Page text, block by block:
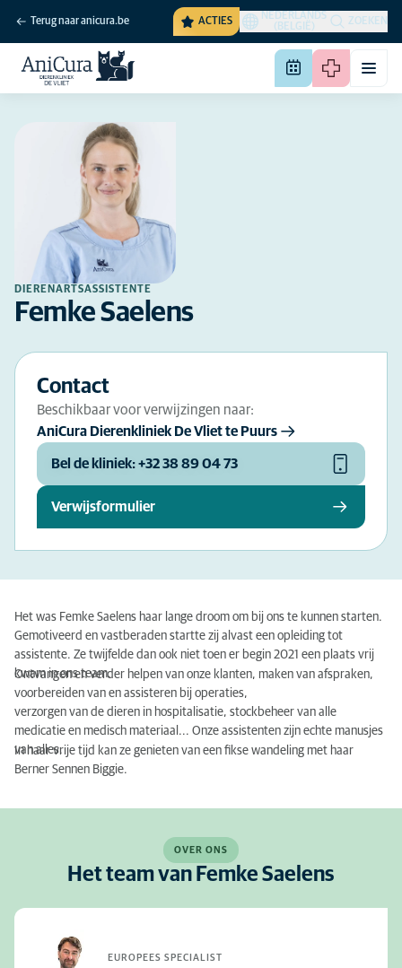
Terug naar anicura.be ACTIES
NEDERLANDS
(BELGIË)
ZOEKEN
DIERENARTSASSISTENTE
Femke Saelens
Contact
Beschikbaar voor verwijzingen naar:
AniCura Dierenkliniek De Vliet te Puurs
Bel de kliniek: +32 38 89 04 73
Verwijsformulier
Het was Femke Saelens haar lange droom om bij ons te kunnen starten.
Gemotiveerd en vastberaden startte zij alvast een opleiding tot
assistente. Ze twijfelde dan ook niet toen er begin 2021 een plaats vrij
kwam in ons team.
Ontvangen en verder helpen van onze klanten, maken van afspraken,
voorbereiden van en assisteren bij operaties,
verzorgen van de dieren in hospitalisatie, stockbeheer van alle
medicatie en medisch materiaal... Onze assistenten zijn echte manusjes
van alles.
In haar vrije tijd kan ze genieten van een fikse wandeling met haar
Berner Sennen Biggie.
OVER ONS
Het team van Femke Saelens
EUROPEES SPECIALIST